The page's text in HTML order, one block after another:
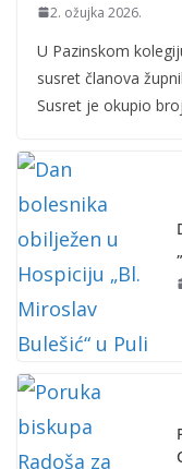
2. ožujka 2026.
U Pazinskom
susret članova
Susret je okupio